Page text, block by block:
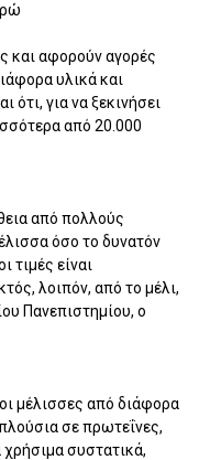
και αφορούν αγορές
υλικά και
ότι, για να ξεκινήσει
από 20.000
από πολλούς
όσο το δυνατόν
τιμές είναι
λοιπόν, από το μέλι,
Πανεπιστημίου, ο
μέλισσες από διάφορα
σε πρωτεΐνες,
χρήσιμα συστατικά,